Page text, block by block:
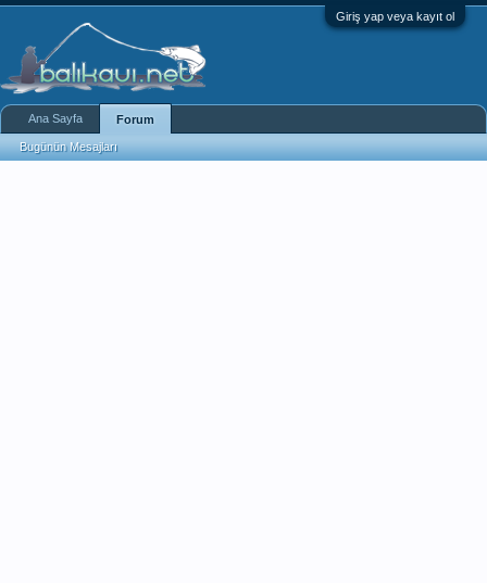
Giriş yap veya kayıt ol
Ana Sayfa Forum
Bugünün Mesajları